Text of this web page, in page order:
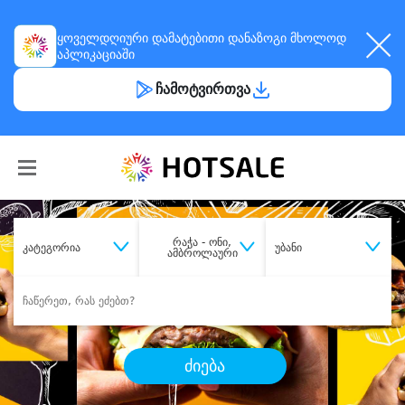
ყოველდღიური დამატებითი დანაზოგი მხოლოდ
აპლიკაციაში
ჩამოტვირთვა
კატეგორია
რაჭა - ონი,
ამბროლაური
უბანი
ძიება
შეიძინესასურველი მომსახურება